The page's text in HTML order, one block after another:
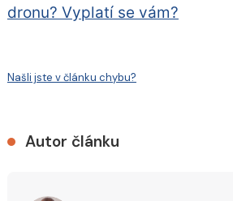
dronu? Vyplatí se vám?
Našli jste v článku chybu?
Autor článku